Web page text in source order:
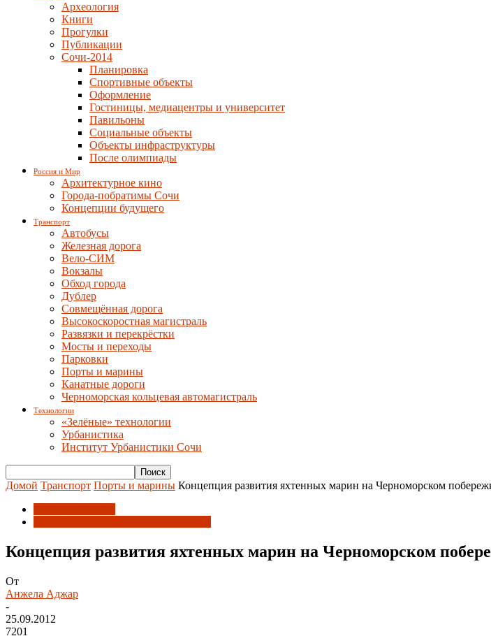
Археология
Книги
Прогулки
Публикации
Сочи-2014
Планировка
Спортивные объекты
Оформление
Гостиницы, медиацентры и университет
Павильоны
Социальные объекты
Объекты инфраструктуры
После олимпиады
Россия и Мир
Архитектурное кино
Города-побратимы Сочи
Концепции будущего
Транспорт
Автобусы
Железная дорога
Вело-СИМ
Вокзалы
Обход города
Дублер
Совмещённая дорога
Высокоскоростная магистраль
Развязки и перекрёстки
Мосты и переходы
Парковки
Порты и марины
Канатные дороги
Черноморская кольцевая автомагистраль
Технологии
«Зелёные» технологии
Урбанистика
Институт Урбанистики Сочи
Домой Транспорт Порты и марины Концепция развития яхтенных марин на Черноморском
Концепция развития яхтенных марин на Черноморском
От
Анжела Аджар
-
25.09.2012
7201